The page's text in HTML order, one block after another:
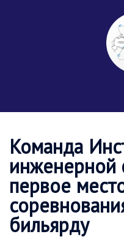
Команда
инженерной
первое
бильярду